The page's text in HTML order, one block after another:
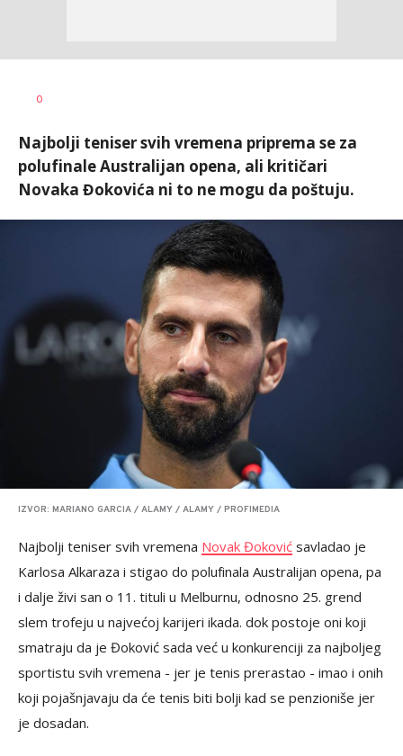
0
Najbolji teniser svih vremena priprema se za
polufinale Australijan opena, ali kritičari
Novaka Đokovića ni to ne mogu da poštuju.
IZVOR: MARIANO GARCIA / ALAMY / ALAMY / PROFIMEDIA
Najbolji teniser svih vremena Novak Đoković savladao je
Karlosa Alkaraza i stigao do polufinala Australijan opena, pa
i dalje živi san o 11. tituli u Melburnu, odnosno 25. grend
slem trofeju u najvećoj karijeri ikada. dok postoje oni koji
smatraju da je Đoković sada već u konkurenciji za najboljeg
sportistu svih vremena - jer je tenis prerastao - imao i onih
koji pojašnjavaju da će tenis biti bolji kad se penzioniše jer
je dosadan.